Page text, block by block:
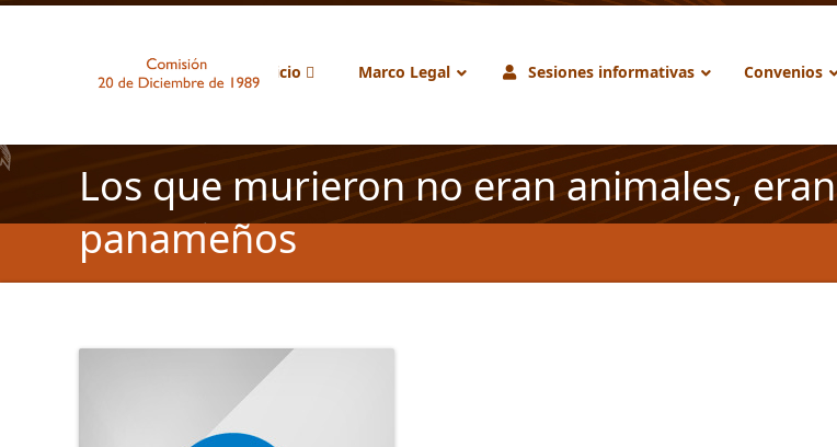
Inicio Marco Legal Sesiones informativas Convenios
Los que murieron no eran animales, eran
panameños